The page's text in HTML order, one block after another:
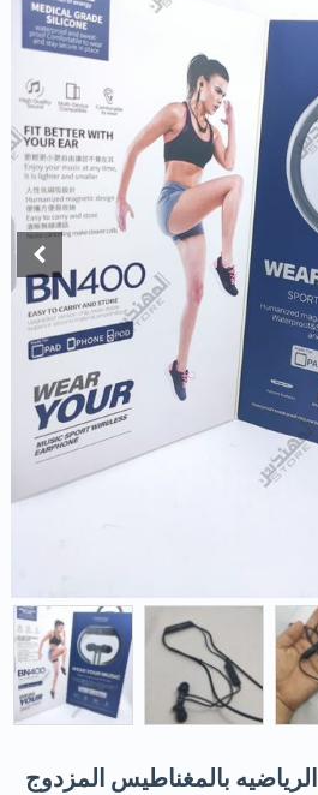
سماعه remax proda الرياضيه بالمغناطيس المزدوج